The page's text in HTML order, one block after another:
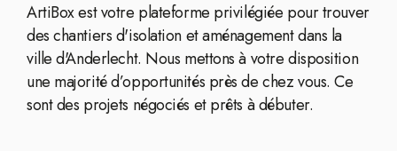
ArtiBox est votre plateforme privilégiée pour trouver
des chantiers d'isolation et aménagement dans la
ville d'Anderlecht. Nous mettons à votre disposition
une majorité d’opportunités près de chez vous. Ce
sont des projets négociés et prêts à débuter.